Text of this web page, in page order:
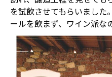
を試飲させてもらいました
ールを飲まず、ワイン派な